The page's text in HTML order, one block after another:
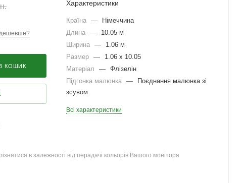
КОШИК
Характеристики
Країна —
Німеччина
Длина —
10.05 м
Ширина —
1.06 м
Размер —
1.06 x 10.05
Матеріал
— Флізелін
Підгонка малюнка —
Поєднання малюнка зі
зсувом
Всі характеристики
в залежності від перадачі кольорів Вашого монітора